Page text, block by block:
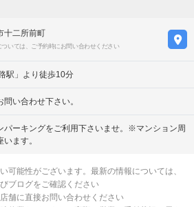
十二所前町
いては、ご予約時にお問い合わせください
駅」より徒歩10分
問い合わせ下さい。
パーキングをご利用下さいませ。※マンション周
ます。
可能性がございます。最新の情報については、
ブログをご確認ください
舗に直接お問い合わせください